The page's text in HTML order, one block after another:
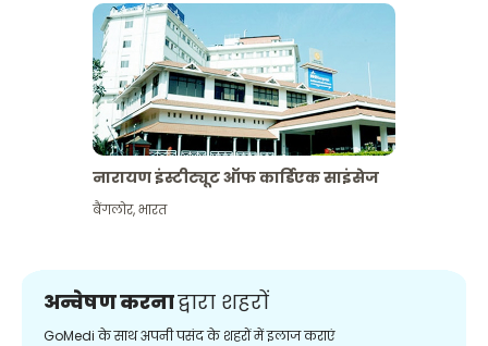
नारायण इंस्टीट्यूट ऑफ कार्डिएक साइंसेज
बैंगलोर,भारत
अन्वेषण करनाद्वारा शहरों
GoMedi के साथ अपनी पसंद के शहरों में इलाज कराएं